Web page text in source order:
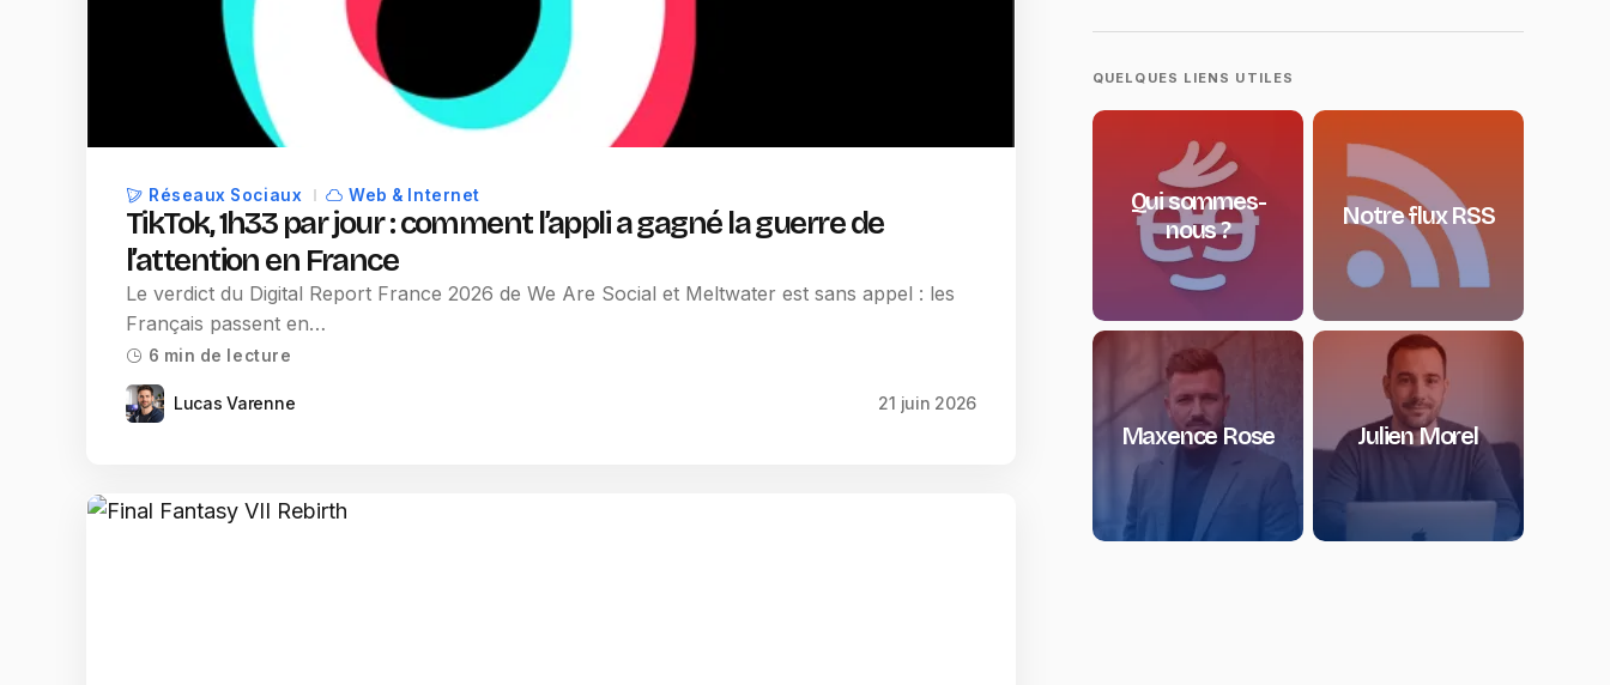
Réseaux Sociaux Web & Internet
TikTok, 1h33 par jour : comment l’appli a gagné la guerre de
l’attention en France
Le verdict du Digital Report France 2026 de We Are Social et Meltwater est sans appel : les
Français passent en…
6 min de lecture
Lucas Varenne 21 juin 2026
QUELQUES LIENS UTILES
Qui sommes-
nous ?
Notre flux RSS
Maxence Rose Julien Morel